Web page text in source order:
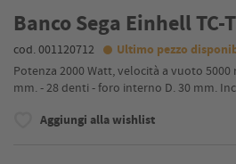
Banco Sega Einhell TC-
cod. 001120712 Ultimo pezzo
Potenza 2000 Watt, velocità a vuoto 5000
mm. - 28 denti - foro interno D. 30 mm.
Aggiungi alla wishlist